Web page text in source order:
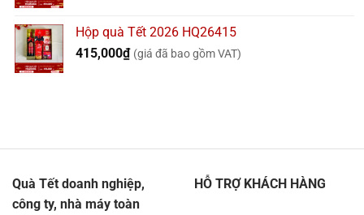
Hộp quà Tết 2026 HQ26415
415,000₫ (giá đã bao gồm VAT)
Quà Tết doanh nghiệp,
công ty, nhà máy toàn
HỖ TRỢ KHÁCH HÀNG